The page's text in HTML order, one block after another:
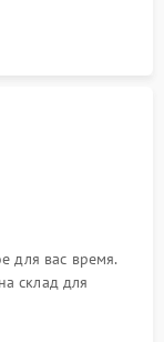
для вас время.
склад для